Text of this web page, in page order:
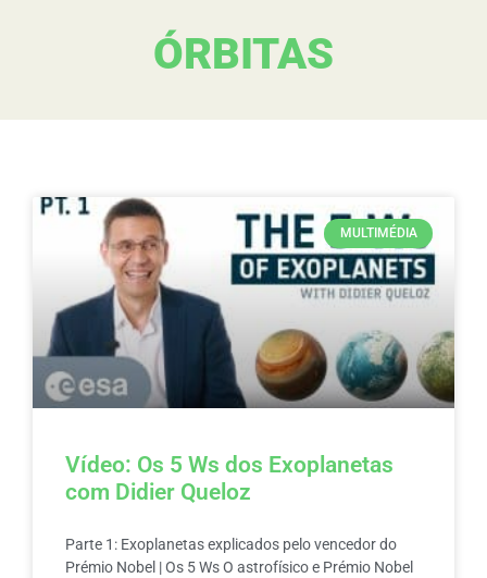
ÓRBITAS
MULTIMÉDIA
Vídeo: Os 5 Ws dos Exoplanetas
com Didier Queloz
Parte 1: Exoplanetas explicados pelo vencedor do
Prémio Nobel | Os 5 Ws O astrofísico e Prémio Nobel